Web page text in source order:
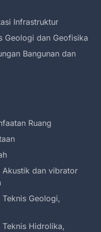
Infrastruktur
Geologi dan Geofisika
Bangunan dan
Ruang
Akustik dan vibrator
Geologi,
Hidrolika,